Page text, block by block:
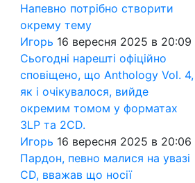
Напевно потрібно створити
окрему тему
Игорь 16 вересня 2025 в 20:09
Сьогодні нарешті офіційно
сповіщено, що Anthology Vol. 4,
як і очікувалося, вийде
окремим томом у форматах
3LP та 2CD.
Игорь 16 вересня 2025 в 20:06
Пардон, певно малися на увазі
CD, вважав що носії